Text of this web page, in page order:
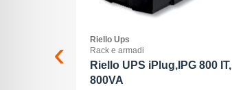
Riello Ups
Rack e armadi
Riello UPS iPlug,IPG 800 IT,
800VA